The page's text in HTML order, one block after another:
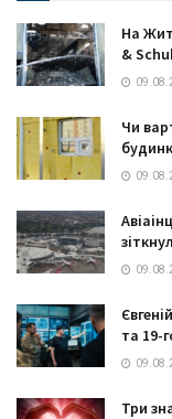
На
&
Чи
та 19-
Три